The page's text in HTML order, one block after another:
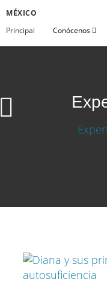
MÉXICO
Principal
Conócenos